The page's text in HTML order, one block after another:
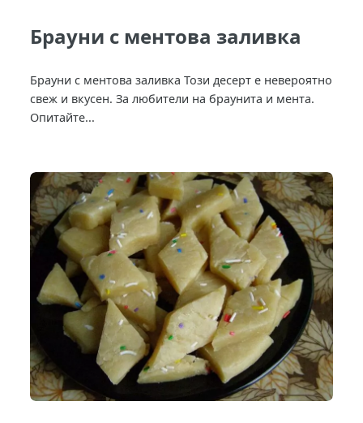
Брауни с ментова заливка
Брауни с ментова заливка Този десерт е невероятно
свеж и вкусен. За любители на браунита и мента.
Опитайте...